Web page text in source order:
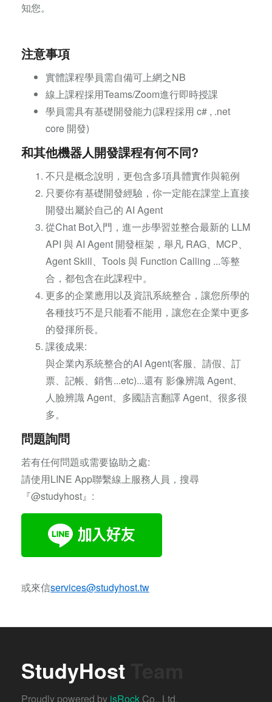
知您。
注意事項
實體課程學員需自備可上網之NB
線上課程採用Teams/Zoom進行即時授課
學員需具有基礎開發能力(課程採用 c# , .net
core 開發)
和其他機器人開發課程有何不同?
不只是概念說明，更包含多項具體實作與範例
只要你有基礎開發經驗，你一定能在課堂上直接
開發出屬於自己的 AI Agent
從Chat Bot入門，進一步學習並整合最新的 LLM
API 與 AI Agent 開發框架，舉凡 RAG、MCP、
Agent Skill、Tools 與 Function Calling ...等整
合，都包含在此課程中。
更多的企業應用以及資訊系統整合，讓您所學的
各種技巧不是只能看不能用，讓您在企業中更多
的發揮所長。
課後成果:
與企業內系統整合的AI Agent(客服、請假、訂
票、記帳、銷售...etc)...還有 影像辨識 Agent、
人臉辨識 Agent、多國語言翻譯 Agent、很多很
多。
問題詢問
若有任何問題或需要協助之處:
請使用LINE App聯繫線上服務人員，搜尋
『@studyhost』:
或來信services@studyhost.tw
StudyHost
Proudly powered by isRock Co., Ltd.